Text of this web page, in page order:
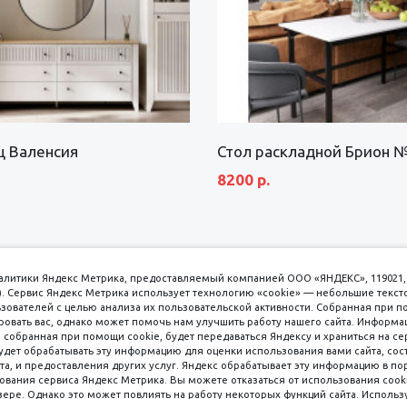
Валенсия
Стол раскладной Брион
8200 р.
к оплате пл.
8
Яндекс Метрика, предоставляемый компанией ООО «ЯНДЕКС»,
Сервис Яндекс Метрика использует технологию «cookie» — небольшие
с целью анализа их пользовательской активности. Собранная при
вас, однако может помочь нам улучшить работу нашего сайта.
при помощи cookie, будет передаваться Яндексу и храниться на
обрабатывать эту информацию для оценки использования вами сайта,
и предоставления других услуг. Яндекс обрабатывает эту информацию в
сервиса Яндекс Метрика. Вы можете отказаться от использования
Однако это может повлиять на работу некоторых функций сайта.